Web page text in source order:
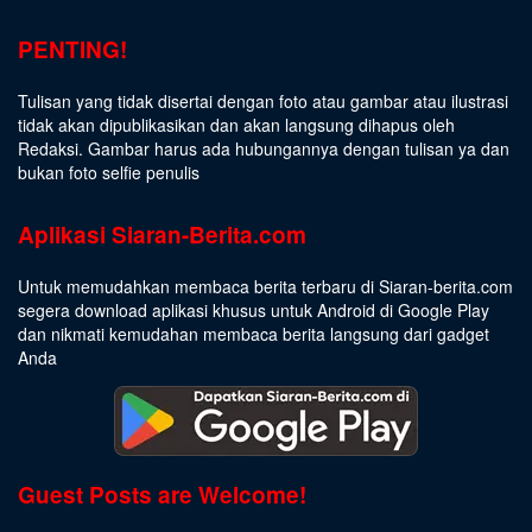
PENTING!
Tulisan yang tidak disertai dengan foto atau gambar atau ilustrasi
tidak akan dipublikasikan dan akan langsung dihapus oleh
Redaksi. Gambar harus ada hubungannya dengan tulisan ya dan
bukan foto selfie penulis
Aplikasi Siaran-Berita.com
Untuk memudahkan membaca berita terbaru di Siaran-berita.com
segera download aplikasi khusus untuk Android di Google Play
dan nikmati kemudahan membaca berita langsung dari gadget
Anda
Guest Posts are Welcome!